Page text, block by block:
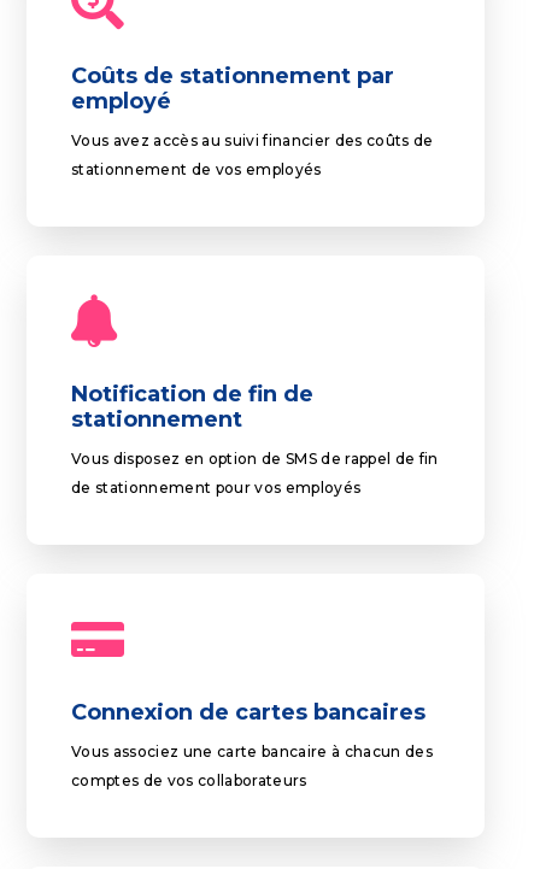
Coûts de stationnement par
employé
Vous avez accès au suivi financier des coûts de
stationnement de vos employés
Notification de fin de
stationnement
Vous disposez en option de SMS de rappel de fin
de stationnement pour vos employés
Connexion de cartes bancaires
Vous associez une carte bancaire à chacun des
comptes de vos collaborateurs